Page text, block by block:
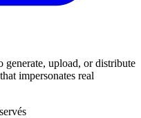
generate, upload, or distribute
impersonates real